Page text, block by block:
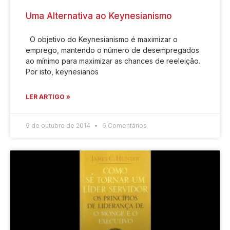
Uma Alternativa ao Keynesianismo
O objetivo do Keynesianismo é maximizar o
emprego, mantendo o número de desempregados
ao mínimo para maximizar as chances de reeleição.
Por isto, keynesianos
LER ARTIGO »
9 de outubro de 2014 6 Comentários